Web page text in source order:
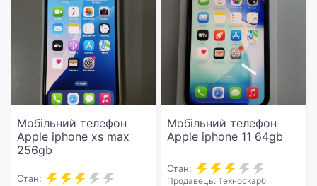
Мобільний телефон
Apple iphone xs max
256gb
Стан:
Мобільний телефон
Apple iphone 11 64gb
Стан:
Продавець: Техноскарб